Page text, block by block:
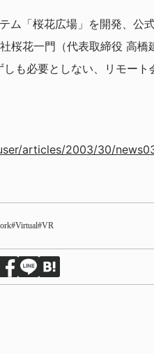
ム「桜花広場」を開発、公
桜花一門（代表取締役 高
も必要としない、リモー
articles/2003/30/
Virtual VR